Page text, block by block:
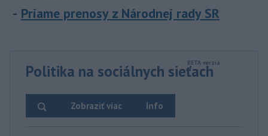
Priame prenosy z Národnej rady SR
Politika na sociálnych sieťach
Info
Zobraziť viac